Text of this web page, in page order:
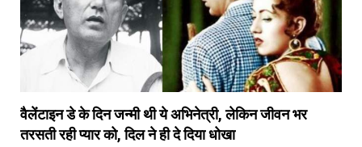

वैलेंटाइन डे के दिन जन्मी थी ये अभिनेत्री, लेकिन जीवन भर
तरसती रही प्यार को, दिल ने ही दे दिया धोखा